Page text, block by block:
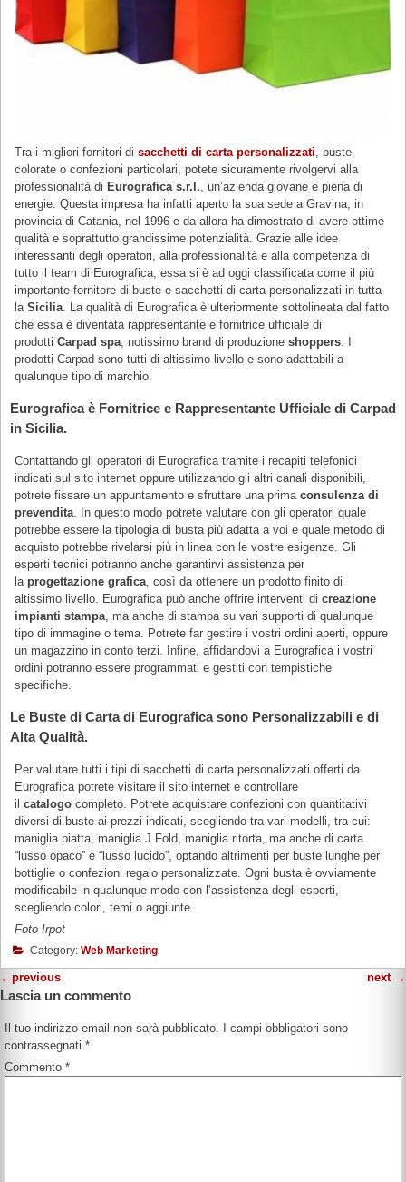
Tra i migliori fornitori disacchetti di carta personalizzati, buste
colorate o confezioni particolari, potete sicuramente rivolgervi alla
professionalità di Eurografica s.r.l., un’azienda giovane e piena di
energie. Questa impresa ha infatti aperto la sua sede a Gravina, in
provincia di Catania, nel 1996 e da allora ha dimostrato di avere ottime
qualità e soprattutto grandissime potenzialità. Grazie alle idee
interessanti degli operatori, alla professionalità e alla competenza di
tutto il team di Eurografica, essa si è ad oggi classificata come il più
importante fornitore di buste e sacchetti di carta personalizzati in tutta
laSicilia. La qualità di Eurografica è ulteriormente sottolineata dal fatto
che essa è diventata rappresentante e fornitrice ufficiale di
prodottiCarpad spa, notissimo brand di produzioneshoppers. I
prodotti Carpad sono tutti di altissimo livello e sono adattabili a
qualunque tipo di marchio.
Eurografica è Fornitrice e Rappresentante Ufficiale di Carpad
in Sicilia.
Contattando gli operatori di Eurografica tramite i recapiti telefonici
indicati sul sito internet oppure utilizzando gli altri canali disponibili,
potrete fissare un appuntamento e sfruttare una primaconsulenza di
prevendita. In questo modo potrete valutare con gli operatori quale
potrebbe essere la tipologia di busta più adatta a voi e quale metodo di
acquisto potrebbe rivelarsi più in linea con le vostre esigenze. Gli
esperti tecnici potranno anche garantirvi assistenza per
la progettazione grafica, così da ottenere un prodotto finito di
altissimo livello. Eurografica può anche offrire interventi dicreazione
impianti stampa, ma anche di stampa su vari supporti di qualunque
tipo di immagine o tema. Potrete far gestire i vostri ordini aperti, oppure
un magazzino in conto terzi. Infine, affidandovi a Eurografica i vostri
ordini potranno essere programmati e gestiti con tempistiche
specifiche.
Le Buste di Carta di Eurografica sono Personalizzabili e di
Alta Qualità.
Per valutare tutti i tipi di sacchetti di carta personalizzati offerti da
Eurografica potrete visitare il sito internet e controllare
ilcatalogocompleto. Potrete acquistare confezioni con quantitativi
diversi di buste ai prezzi indicati, scegliendo tra vari modelli, tra cui:
maniglia piatta, maniglia J Fold, maniglia ritorta, ma anche di carta
“lusso opaco” e “lusso lucido”, optando altrimenti per buste lunghe per
bottiglie o confezioni regalo personalizzate. Ogni busta è ovviamente
modificabile in qualunque modo con l’assistenza degli esperti,
scegliendo colori, temi o aggiunte.
Foto Irpot
Category: Web Marketing
←previous next →
Lascia un commento
Il tuo indirizzo email non sarà pubblicato.
I campi obbligatori sono
contrassegnati*
Commento*